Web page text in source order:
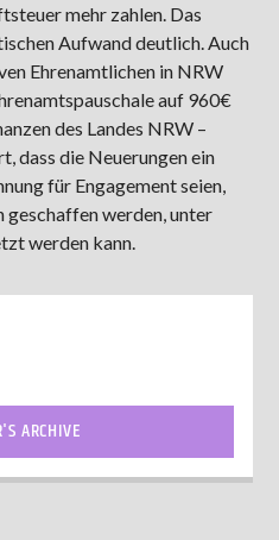
Steinfurt103,9 MHz
mehr zahlen. Das
Aufwand deutlich. Auch
Ehrenamtlichen in NRW
auf 960€
des Landes NRW –
dass die Neuerungen ein
für Engagement seien,
geschaffen werden, unter
werden kann.
ARCHIVE